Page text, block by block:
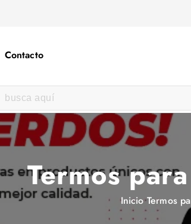
Contacto
Termos
Inicio Termos